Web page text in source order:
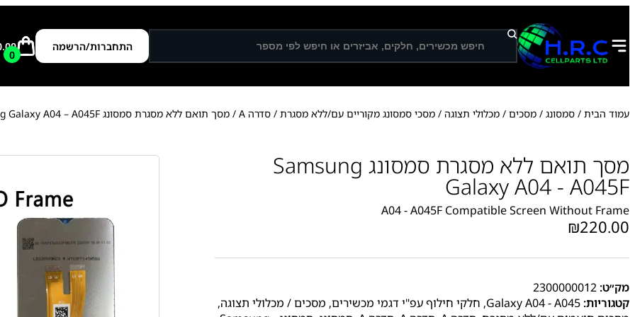
ח
י
פ
התחברות/הרשמה
0
עמוד הבית / סמסונג / מסכים / מכלולי תצוגה / מסכי סמסונג מקוריים עם/ללא מסגרת / סדרה A / מסך תואם ללא מסגרת סמסונג Samsung Galaxy A04 – A045F
מסך תואם ללא מסגרת סמסונג Samsung
Galaxy A04 - A045F
A04 - A045F Compatible Screen Without Frame
₪220.00
מק״ט: 2300000012
קטגוריות: Galaxy A04 - A045
, חלקי חילוף עפ"י דגמי מכשירים, מסכים / מכלולי תצוגה,